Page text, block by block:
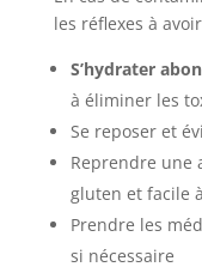
les réflexes à
S’hydrater
à éliminer les
Se reposer et
Reprendre une
gluten et facile
Prendre les
si nécessaire